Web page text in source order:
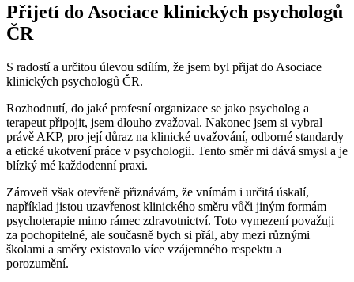
Přijetí do Asociace klinických psychologů
ČR
S radostí a určitou úlevou sdílím, že jsem byl přijat do Asociace
klinických psychologů ČR.
Rozhodnutí, do jaké profesní organizace se jako psycholog a
terapeut připojit, jsem dlouho zvažoval. Nakonec jsem si vybral
právě AKP, pro její důraz na klinické uvažování, odborné standardy
a etické ukotvení práce v psychologii. Tento směr mi dává smysl a je
blízký mé každodenní praxi.
Zároveň však otevřeně přiznávám, že vnímám i určitá úskalí,
například jistou uzavřenost klinického směru vůči jiným formám
psychoterapie mimo rámec zdravotnictví. Toto vymezení považuji
za pochopitelné, ale současně bych si přál, aby mezi různými
školami a směry existovalo více vzájemného respektu a
porozumění.